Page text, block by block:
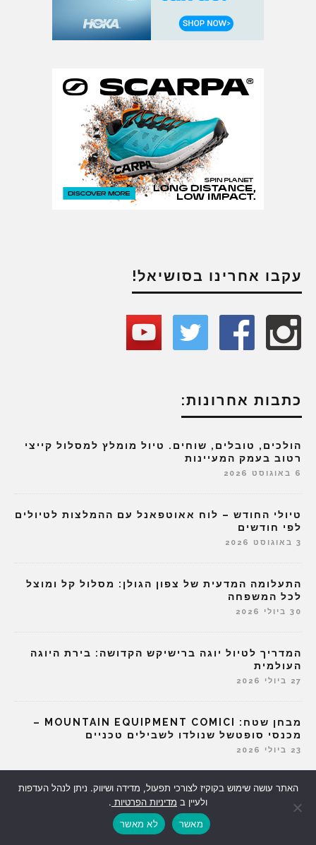
עקבו אחרינו בסושיאל!
כתבות אחרונות:
הולכים, טובלים, שוחים. טיול מומלץ למסלול קייצי
רטוב בעמק המעיינות
6 באוגוסט 2026
טיולי החודש – לוח אאוטפאנל עם ההמלצות לטיולים
לפי חודשים
3 באוגוסט 2026
התעלומה המדעית של צפון הגולן: מסלול קל ומוצל
לכל המשפחה
30 ביולי 2026
המדריך לטיול יוגה ברישיקש הקדושה: בירת היוגה
העולמית
27 ביולי 2026
מבחן שטח: MOUNTAIN EQUIPMENT COMICI –
מכנסי סופטשל שנולדו לשבילים טכניים
23 ביולי 2026
מה זו הפריחה הצהובה הזו, ומי אמר שפרחים פורחים
רק באביב?
האתר עושה שימוש בקוקיז לצורכי תפעול, מדידה ושיווק. ניתן לנהל העדפות
ולעיין ב מדיניות הפרטיות .
מאשר
לא מאשר